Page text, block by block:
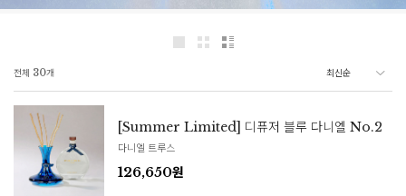
전체 30개
[Summer Limited] 디퓨저 블루 다니엘 No.2
다니엘 트루스
126,650원